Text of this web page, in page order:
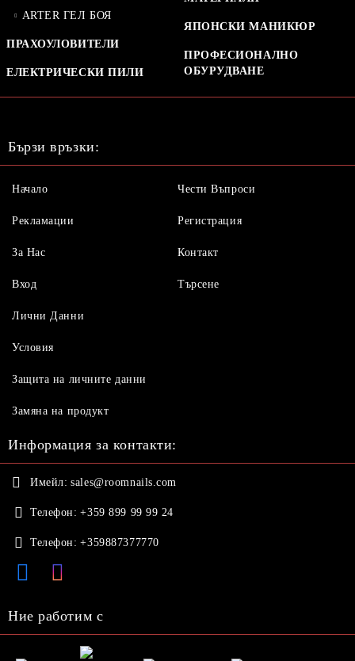
ARTER ГЕЛ БОЯ
ПРАХОУЛОВИТЕЛИ
ЕЛЕКТРИЧЕСКИ ПИЛИ
ЯПОНСКИ МАНИКЮР
ПРОФЕСИОНАЛНО
ОБУРУДВАНЕ
Бързи връзки:
Начало
Рекламации
За Нас
Вход
Чести Въпроси
Регистрация
Контакт
Търсене
Лични Данни
Условия
Защита на личните данни
Замяна на продукт
Информация за контакти:
Имейл: sales@roomnails.com
Телефон: +359 899 99 99 24
Телефон: +359887377770
Ние работим с